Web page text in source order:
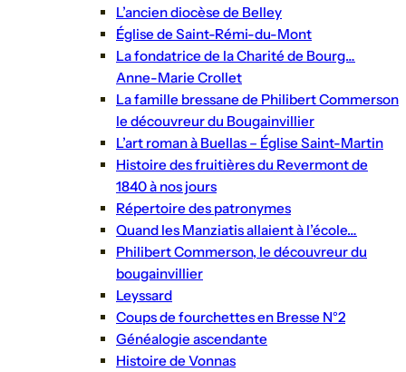
L’ancien diocèse de Belley
Église de Saint-Rémi-du-Mont
La fondatrice de la Charité de Bourg…
Anne-Marie Crollet
La famille bressane de Philibert Commerson
le découvreur du Bougainvillier
L’art roman à Buellas – Église Saint-Martin
Histoire des fruitières du Revermont de
1840 à nos jours
Répertoire des patronymes
Quand les Manziatis allaient à l’école…
Philibert Commerson, le découvreur du
bougainvillier
Leyssard
Coups de fourchettes en Bresse N°2
Généalogie ascendante
Histoire de Vonnas